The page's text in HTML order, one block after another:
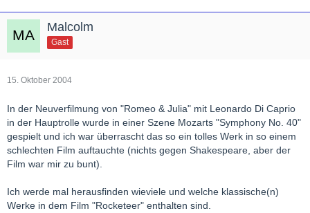
Malcolm
Gast
15. Oktober 2004
In der Neuverfilmung von "Romeo & Julia" mit Leonardo Di Caprio
in der Hauptrolle wurde in einer Szene Mozarts "Symphony No. 40"
gespielt und ich war überrascht das so ein tolles Werk in so einem
schlechten Film auftauchte (nichts gegen Shakespeare, aber der
Film war mir zu bunt).
Ich werde mal herausfinden wieviele und welche klassische(n)
Werke in dem Film "Rocketeer" enthalten sind.